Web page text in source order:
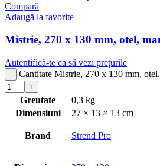
Compară
Adaugă la favorite
Mistrie, 270 x 130 mm, otel,
Autentifică-te ca să vezi prețurile
Cantitate Mistrie, 270 x 130 mm,
Greutate
0,3 kg
Dimensiuni
27 × 13 × 13 cm
Brand Strend Pro